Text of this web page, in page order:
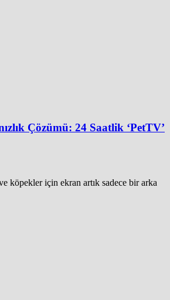
Çözümü: 24 Saatlik ‘PetTV’
köpekler için ekran artık sadece bir arka